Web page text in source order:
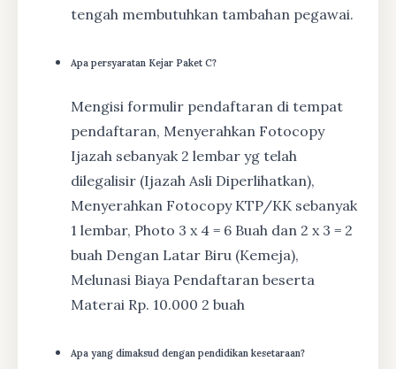
tengah membutuhkan tambahan pegawai.
Apa persyaratan Kejar Paket C?
Mengisi formulir pendaftaran di tempat
pendaftaran, Menyerahkan Fotocopy
Ijazah sebanyak 2 lembar yg telah
dilegalisir (Ijazah Asli Diperlihatkan),
Menyerahkan Fotocopy KTP/KK sebanyak
1 lembar, Photo 3 x 4 = 6 Buah dan 2 x 3 = 2
buah Dengan Latar Biru (Kemeja),
Melunasi Biaya Pendaftaran beserta
Materai Rp. 10.000 2 buah
Apa yang dimaksud dengan pendidikan kesetaraan?